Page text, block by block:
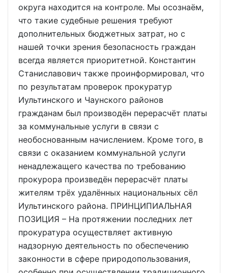
округа находится на контроле. Мы осознаём,
что такие судебные решения требуют
дополнительных бюджетных затрат, но с
нашей точки зрения безопасность граждан
всегда является приоритетной. Константин
Станиславович также проинформировал, что
по результатам проверок прокуратур
Иультинского и Чаунского районов
гражданам был производён перерасчёт платы
за коммунальные услуги в связи с
необоснованным начислением. Кроме того, в
связи с оказанием коммунальной услуги
ненадлежащего качества по требованию
прокурора произведён перерасчёт платы
жителям трёх удалённых национальных сёл
Иультинского района. ПРИНЦИПИАЛЬНАЯ
ПОЗИЦИЯ – На протяжении последних лет
прокуратура осуществляет активную
надзорную деятельность по обеспечению
законности в сфере природопользования,